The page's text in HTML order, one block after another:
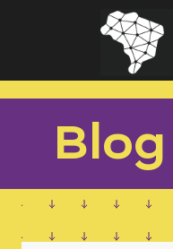
Pesquisar
Blog